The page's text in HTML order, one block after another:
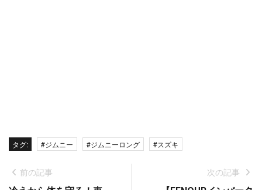
タグ: #ジムニー #ジムニーロング #スズキ
前の記事 次の記事